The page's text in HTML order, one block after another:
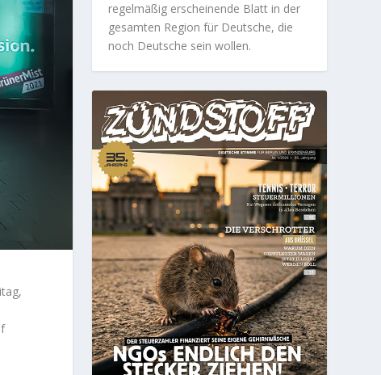
regelmäßig erscheinende Blatt in der
gesamten Region für Deutsche, die
noch Deutsche sein wollen.